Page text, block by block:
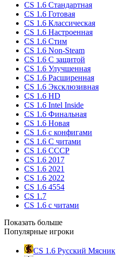
CS 1.6 Стандартная
CS 1.6 Готовая
CS 1.6 Классическая
CS 1.6 Настроенная
CS 1.6 Стим
CS 1.6 Non-Steam
CS 1.6 C защитой
CS 1.6 Улучшенная
CS 1.6 Расширенная
CS 1.6 Эксклюзивная
CS 1.6 HD
CS 1.6 Intel Inside
CS 1.6 Финальная
CS 1.6 Новая
CS 1.6 с конфигами
CS 1.6 С читами
CS 1.6 CCCP
CS 1.6 2017
CS 1.6 2021
CS 1.6 2022
CS 1.6 4554
CS 1.7
CS 1.6 с читами
Показать больше
Популярные игроки
CS 1.6 Русский Мясник